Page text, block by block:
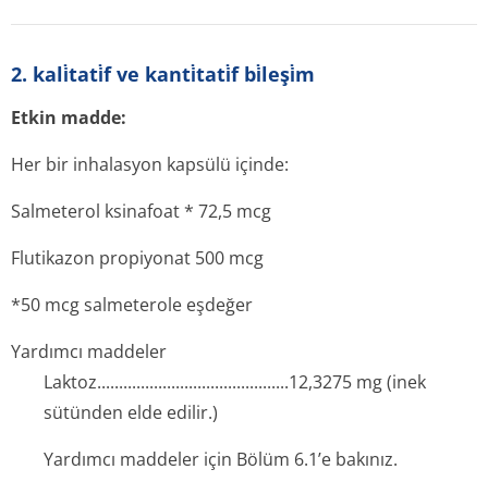
2. kali̇tati̇f ve kanti̇tati̇f bi̇leşi̇m
Etkin madde:
Her bir inhalasyon kapsülü içinde:
Salmeterol ksinafoat * 72,5 mcg
Flutikazon propiyonat 500 mcg
*50 mcg salmeterole eşdeğer
Yardımcı maddeler
Laktoz.......­.............­.............­...........12,3275 mg (inek
sütünden elde edilir.)
Yardımcı maddeler için Bölüm 6.1’e bakınız.